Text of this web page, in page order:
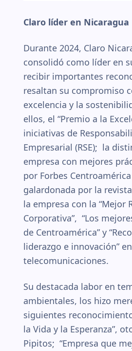
Claro líder en Nicaragua
Durante 2024, Claro
consolidó como líder en
recibir importantes
resaltan su compromiso
excelencia y la
ellos, el “Premio a la
iniciativas de
Empresarial (RSE); la
empresa con mejores
por Forbes
galardonada por la
la empresa con la “Mejor
Corporativa”, “Los
de Centroamérica” y
liderazgo e innovación” en
telecomunicaciones.
Su destacada labor en
ambientales, los hizo
siguientes
la Vida y la Esperanza”,
Pipitos; “Empresa que